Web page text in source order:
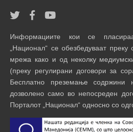
Информациите кои се
„Национал“ се обезбедуваат преку
мрежа како и од неколку
(преку регулирани договори за
Бесплатно преземање содржини
дозволено само во непосреден
Порталот „Национал“ односно со